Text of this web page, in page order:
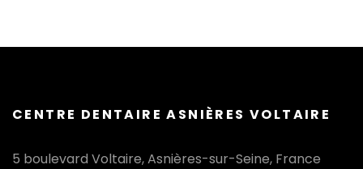
CENTRE DENTAIRE ASNIÈRES VOLTAIRE
5 boulevard Voltaire, Asnières-sur-Seine, France